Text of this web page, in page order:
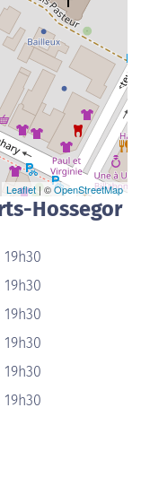
Leaflet| ©OpenStreetMap
Hossegor